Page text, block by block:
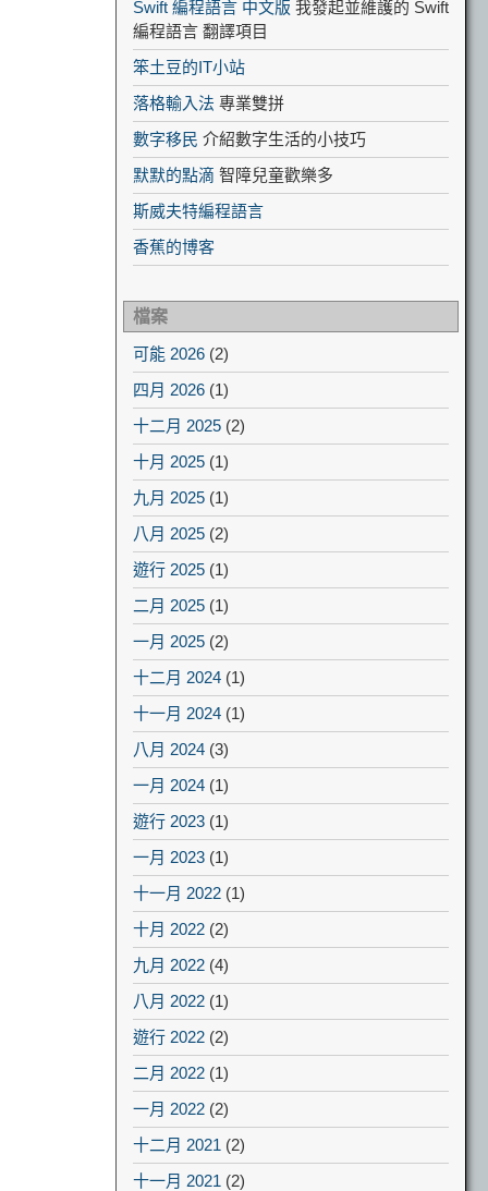
Swift 編程語言 中文版 我發起並維護的 Swift
編程語言 翻譯項目
笨土豆的IT小站
落格輸入法 專業雙拼
數字移民 介紹數字生活的小技巧
默默的點滴 智障兒童歡樂多
斯威夫特編程語言
香蕉的博客
檔案
可能 2026 (2)
四月 2026 (1)
十二月 2025 (2)
十月 2025 (1)
九月 2025 (1)
八月 2025 (2)
遊行 2025 (1)
二月 2025 (1)
一月 2025 (2)
十二月 2024 (1)
十一月 2024 (1)
八月 2024 (3)
一月 2024 (1)
遊行 2023 (1)
一月 2023 (1)
十一月 2022 (1)
十月 2022 (2)
九月 2022 (4)
八月 2022 (1)
遊行 2022 (2)
二月 2022 (1)
一月 2022 (2)
十二月 2021 (2)
十一月 2021 (2)